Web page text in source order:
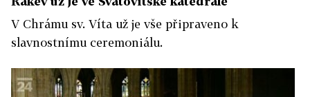
V Chrámu sv. Víta už je vše připraveno k
slavnostnímu ceremoniálu.